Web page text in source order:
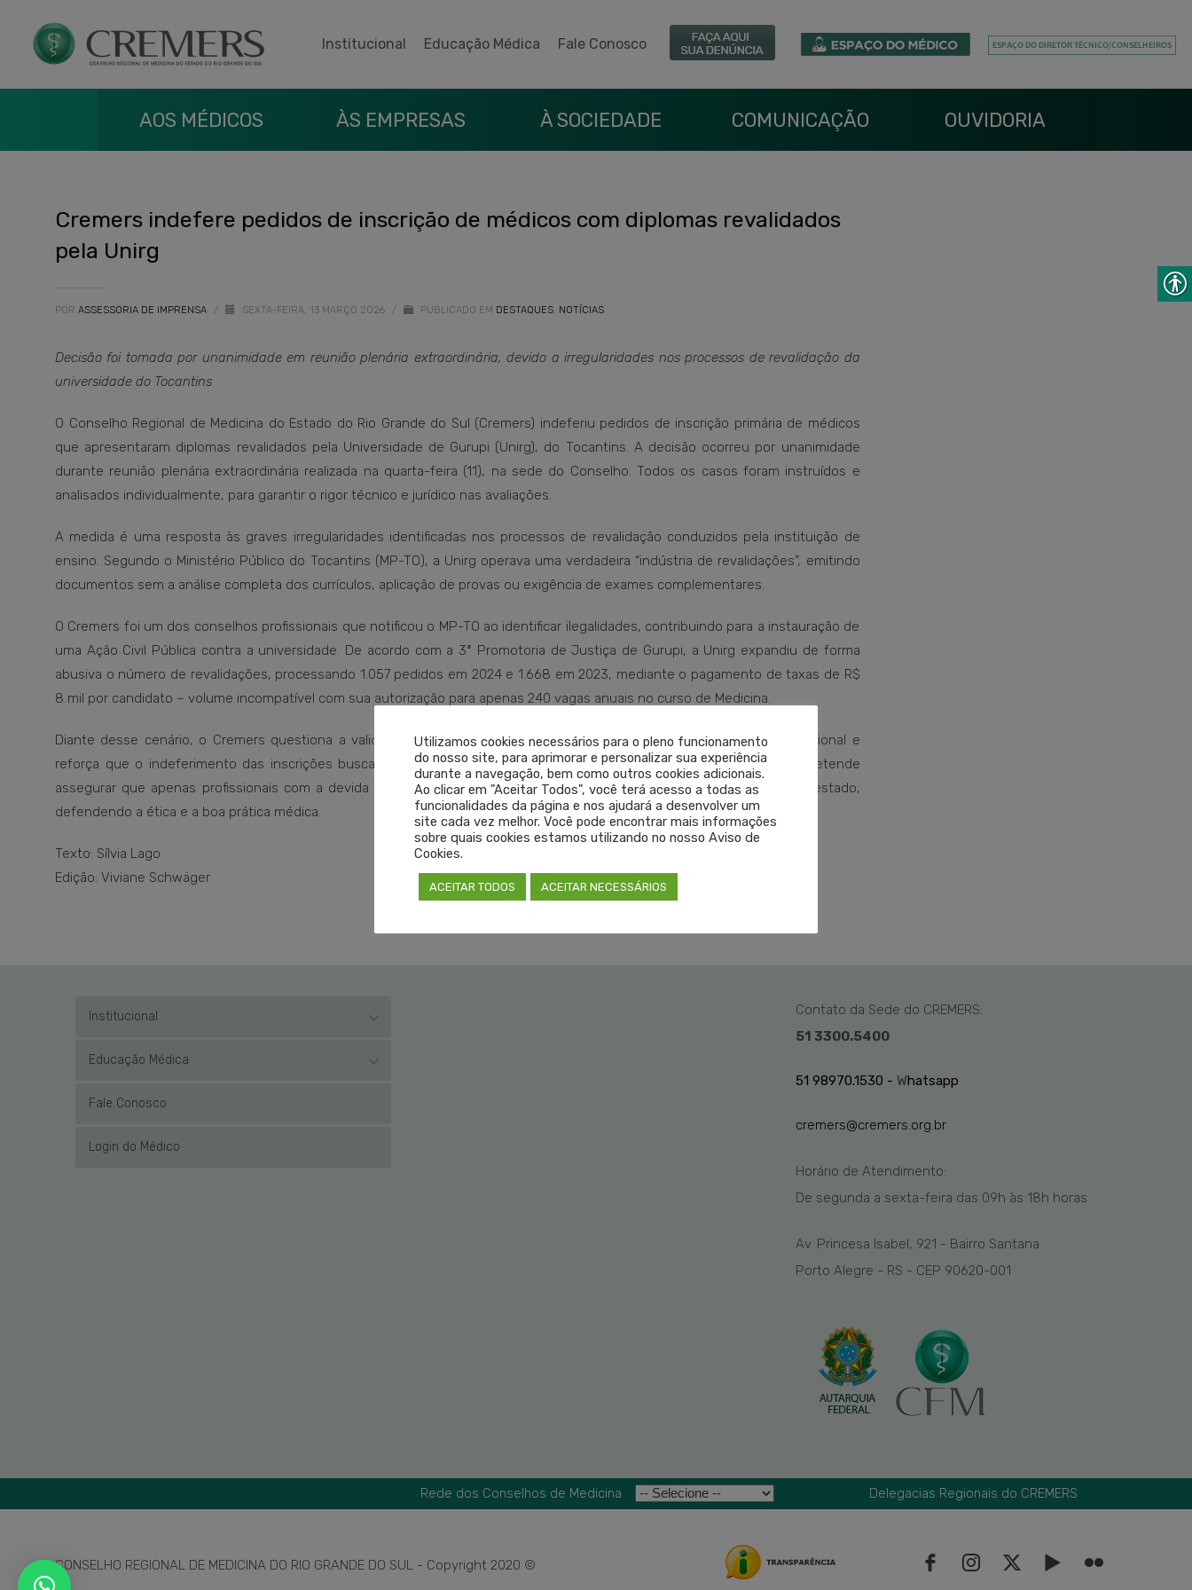
Institucional Educação Médica Fale Conosco
AOS MÉDICOS ÀS EMPRESAS À SOCIEDADE COMUNICAÇÃO OUVIDORIA
Cremers indefere pedidos de inscrição de médicos com diplomas revalidados
pela Unirg
POR ASSESSORIA DE IMPRENSA / SEXTA-FEIRA, 13 MARÇO 2026 / PUBLICADO EM DESTAQUES, NOTÍCIAS
Decisão foi tomada por unanimidade em reunião plenária extraordinária, devido a irregularidades nos processos de revalidação da
universidade do Tocantins
O Conselho Regional de Medicina do Estado do Rio Grande do Sul (Cremers) indeferiu pedidos de inscrição primária de médicos
que apresentaram diplomas revalidados pela Universidade de Gurupi (Unirg), do Tocantins. A decisão ocorreu por unanimidade
durante reunião plenária extraordinária realizada na quarta-feira (11), na sede do Conselho. Todos os casos foram instruídos e
analisados individualmente, para garantir o rigor técnico e jurídico nas avaliações.
A medida é uma resposta às graves irregularidades identificadas nos processos de revalidação conduzidos pela instituição de
ensino. Segundo o Ministério Público do Tocantins (MP-TO), a Unirg operava uma verdadeira “indústria de revalidações”, emitindo
documentos sem a análise completa dos currículos, aplicação de provas ou exigência de exames complementares.
O Cremers foi um dos conselhos profissionais que notificou o MP-TO ao identificar ilegalidades, contribuindo para a instauração de
uma Ação Civil Pública contra a universidade. De acordo com a 3ª Promotoria de Justiça de Gurupi, a Unirg expandiu de forma
abusiva o número de revalidações, processando 1.057 pedidos em 2024 e 1.668 em 2023, mediante o pagamento de taxas de R$
8 mil por candidato – volume incompatível com sua autorização para apenas 240 vagas anuais no curso de Medicina.
Diante desse cenário, o Cremers questiona a validade dos diplomas revalidados pela Unirg para fins de registro profissional e
reforça que o indeferimento das inscrições busca proteger a saúde da população. A atuação rigorosa do Conselho pretende
assegurar que apenas profissionais com a devida qualificação técnica e formação comprovada exerçam a Medicina no estado,
defendendo a ética e a boa prática médica.
Texto: Sílvia Lago
Edição: Viviane Schwäger
Institucional
Educação Médica
Fale Conosco
Login do Médico
Contato da Sede do CREMERS:
51 3300.5400
51 98970.1530 - Whatsapp
cremers@cremers.org.br
Horário de Atendimento:
De segunda a sexta-feira das 09h às 18h horas
Av. Princesa Isabel, 921 - Bairro Santana
Porto Alegre - RS - CEP 90620-001
Rede dos Conselhos de Medicina Delegacias Regionais do CREMERS
CONSELHO REGIONAL DE MEDICINA DO RIO GRANDE DO SUL - Copyright 2020 ©
Utilizamos cookies necessários para o pleno funcionamento
do nosso site, para aprimorar e personalizar sua experiência
durante a navegação, bem como outros cookies adicionais.
Ao clicar em "Aceitar Todos", você terá acesso a todas as
funcionalidades da página e nos ajudará a desenvolver um
site cada vez melhor. Você pode encontrar mais informações
sobre quais cookies estamos utilizando no nosso Aviso de
Cookies.
ACEITAR TODOS ACEITAR NECESSÁRIOS